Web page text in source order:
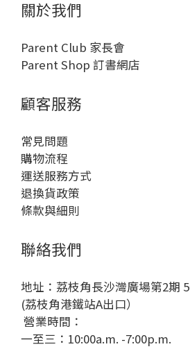
關於我們
Parent Club 家長會
Parent Shop 訂書網店
顧客服務
常見問題
購物流程
運送服務方式
退換貨政策
條款與細則
聯絡我們
地址：荔枝角長沙灣廣場第2期
(荔枝角港鐵站A出口）
營業時間：
一至三：10:00a.m. -7:00p.m.